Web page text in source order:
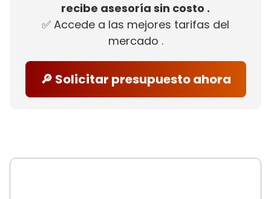
recibe asesoría sin costo .
✅ Accede a las mejores tarifas del
mercado .
🔎 Solicitar presupuesto ahora